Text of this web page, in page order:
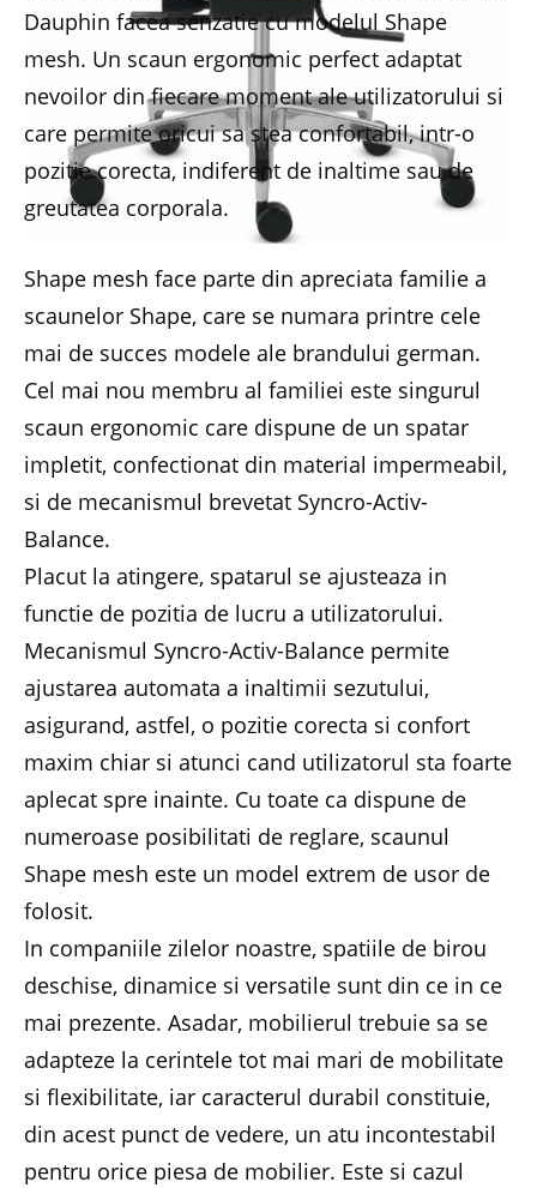
Dauphin facea senzatie cu modelul Shape
mesh. Un scaun ergonomic perfect adaptat
nevoilor din fiecare moment ale utilizatorului si
care permite oricui sa stea confortabil, intr-o
pozitie corecta, indiferent de inaltime sau de
greutatea corporala.
Shape mesh face parte din apreciata familie a
scaunelor Shape, care se numara printre cele
mai de succes modele ale brandului german.
Cel mai nou membru al familiei este singurul
scaun ergonomic care dispune de un spatar
impletit, confectionat din material impermeabil,
si de mecanismul brevetat Syncro-Activ-
Balance.
Placut la atingere, spatarul se ajusteaza in
functie de pozitia de lucru a utilizatorului.
Mecanismul Syncro-Activ-Balance permite
ajustarea automata a inaltimii sezutului,
asigurand, astfel, o pozitie corecta si confort
maxim chiar si atunci cand utilizatorul sta foarte
aplecat spre inainte. Cu toate ca dispune de
numeroase posibilitati de reglare, scaunul
Shape mesh este un model extrem de usor de
folosit.
In companiile zilelor noastre, spatiile de birou
deschise, dinamice si versatile sunt din ce in ce
mai prezente. Asadar, mobilierul trebuie sa se
adapteze la cerintele tot mai mari de mobilitate
si flexibilitate, iar caracterul durabil constituie,
din acest punct de vedere, un atu incontestabil
pentru orice piesa de mobilier. Este si cazul